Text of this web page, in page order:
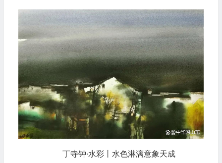
丁寺钟·水彩丨水色淋漓意象天成